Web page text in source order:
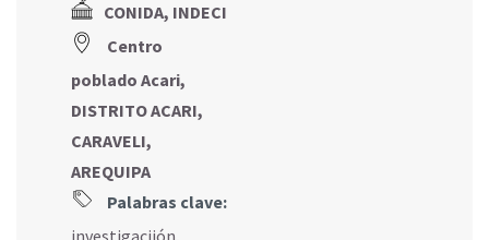
CONIDA, INDECI
Centro
poblado Acari,
DISTRITO ACARI,
CARAVELI,
AREQUIPA
Palabras clave: